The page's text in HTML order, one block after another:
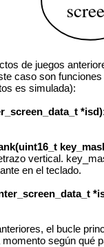
de juegos
caso son
es simulada):
*isd)
vertical.
en el teclado.
el bucle
según qué